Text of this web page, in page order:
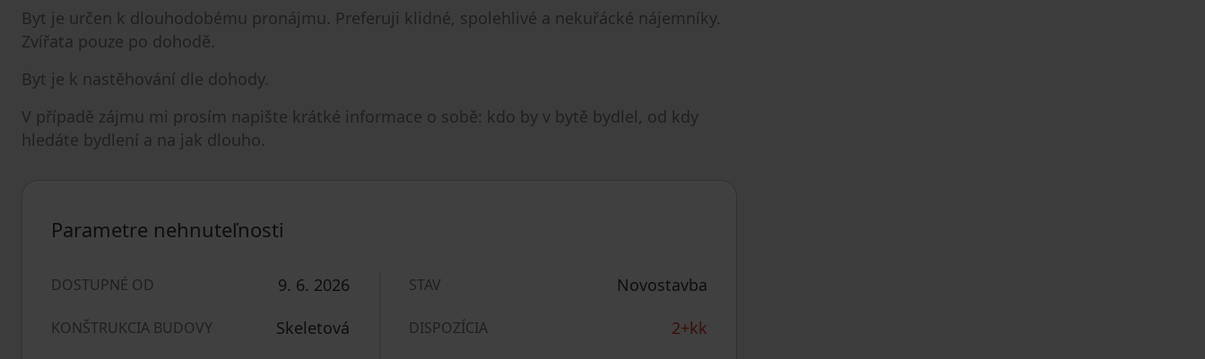
Byt je určen k dlouhodobému pronájmu. Preferuji klidné, spolehlivé a nekuřácké nájemníky.
Zvířata pouze po dohodě.
Byt je k nastěhování dle dohody.
V případě zájmu mi prosím napište krátké informace o sobě: kdo by v bytě bydlel, od kdy
hledáte bydlení a na jak dlouho.
Parametre nehnuteľnosti
DOSTUPNÉ OD 9. 6. 2026
KONŠTRUKCIA BUDOVY Skeletová
STAV Novostavba
DISPOZÍCIA 2+kk